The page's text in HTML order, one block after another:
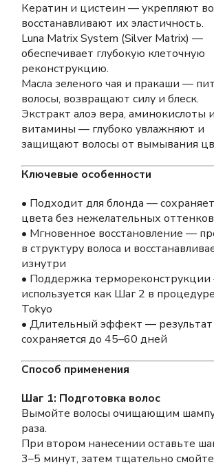
Кератин и цистеин — укрепляют
восстанавливают их эластичность.
Luna Matrix System (Silver Matrix) —
обеспечивает глубокую клеточную
реконструкцию.
Масла зеленого чая и пракаши —
волосы, возвращают силу и блеск.
Экстракт алоэ вера, аминокислоты и
витамины — глубоко увлажняют и
защищают волосы от вымывания
Ключевые особенности
• Подходит для блонда —
цвета без нежелательных оттенков
• Мгновенное восстановление —
в структуру волоса и
изнутри
• Поддержка
используется как Шаг 2 в
Tokyo
• Длительный эффект — результат
сохраняется до 45–60 дней
Способ применения
Шаг 1: Подготовка волос
Вымойте волосы очищающим
раза.
При втором нанесении оставьте
3–5 минут, затем тщательно